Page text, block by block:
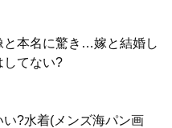
と本名に驚き…嫁と結婚し
してない?
?水着(メンズ海パン画